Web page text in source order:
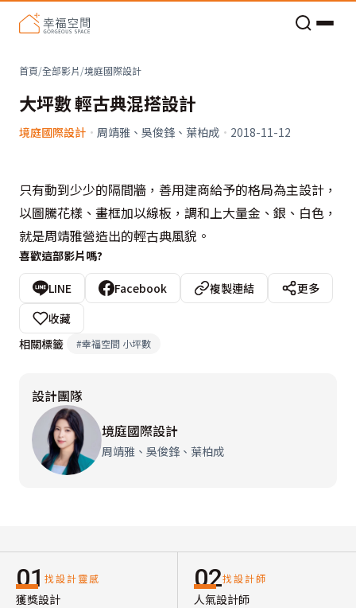
首頁/全部影片/境庭國際設計
大坪數 輕古典混搭設計
境庭國際設計 · 周靖雅、吳俊鋒、葉柏成 · 2018-11-12
只有動到少少的隔間牆，善用建商給予的格局為主設計，
以圖騰花樣、畫框加以線板，調和上大量金、銀、白色，
就是周靖雅營造出的輕古典風貌。
喜歡這部影片嗎?
LINE Facebook 複製連結
更多
收藏
相關標籤
#幸福空間 小坪數
設計團隊
境庭國際設計
周靖雅、吳俊鋒、葉柏成
01 找設計靈感
獲獎設計
02找設計師
人氣設計師